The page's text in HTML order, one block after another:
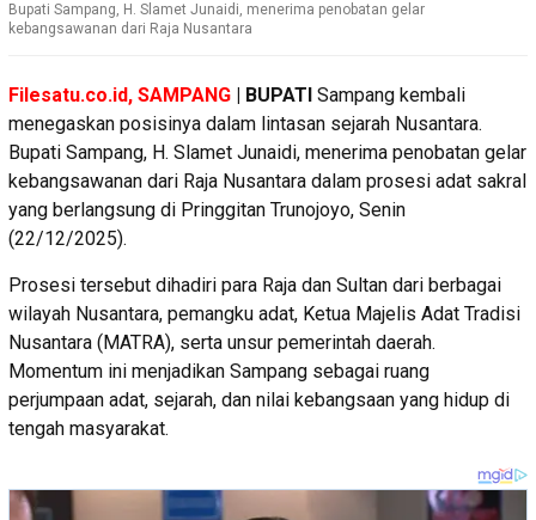
Bupati Sampang, H. Slamet Junaidi, menerima penobatan gelar
kebangsawanan dari Raja Nusantara
Filesatu.co.id, SAMPANG | BUPATI Sampang kembali
menegaskan posisinya dalam lintasan sejarah Nusantara.
Bupati Sampang, H. Slamet Junaidi, menerima penobatan gelar
kebangsawanan dari Raja Nusantara dalam prosesi adat sakral
yang berlangsung di Pringgitan Trunojoyo, Senin
(22/12/2025).
Prosesi tersebut dihadiri para Raja dan Sultan dari berbagai
wilayah Nusantara, pemangku adat, Ketua Majelis Adat Tradisi
Nusantara (MATRA), serta unsur pemerintah daerah.
Momentum ini menjadikan Sampang sebagai ruang
perjumpaan adat, sejarah, dan nilai kebangsaan yang hidup di
tengah masyarakat.